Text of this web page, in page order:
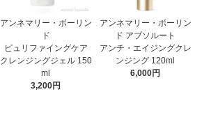
アンネマリー・ボーリン
ド
ピュリファイングケア
クレンジングジェル 150
ml
3,200円
アンネマリー・ボーリン
ド アブソルート
アンチ・エイジングクレ
ンジング 120ml
6,000円